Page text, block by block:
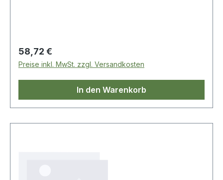
Regulärer Preis:
58,72 €
Preise inkl. MwSt. zzgl. Versandkosten
In den Warenkorb